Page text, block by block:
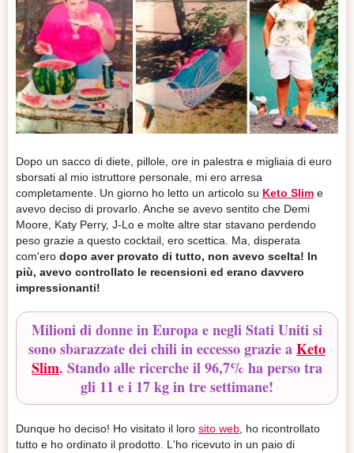
Dopo un sacco di diete, pillole, ore in palestra e migliaia di euro
sborsati al mio istruttore personale, mi ero arresa
completamente. Un giorno ho letto un articolo su Keto Slim e
avevo deciso di provarlo. Anche se avevo sentito che Demi
Moore, Katy Perry, J-Lo e molte altre star stavano perdendo
peso grazie a questo cocktail, ero scettica. Ma, disperata
com'ero dopo aver provato di tutto, non avevo scelta! In
più, avevo controllato le recensioni ed erano davvero
impressionanti!
Milioni di donne in Europa e negli Stati Uniti si
sono sbarazzate dei chili in eccesso grazie aKeto
Slim. Stando alle ricerche il 96,7% ha perso tra
gli 11 e i 17 kg in tre settimane!
Dunque ho deciso! Ho visitato il loro sito web, ho ricontrollato
tutto e ho ordinato il prodotto. L'ho ricevuto in un paio di